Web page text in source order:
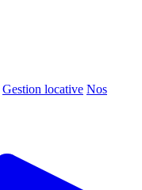
Gestion locative Nos